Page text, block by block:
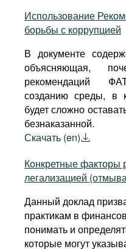
Использование
борьбы с коррупцией
В документе
объясняющая,
рекомендаций
созданию среды, в
будет сложно
безнаказанной.
Скачать (en)
Конкретные факторы
легализацией
Данный доклад
практикам в
понимать и
которые могут